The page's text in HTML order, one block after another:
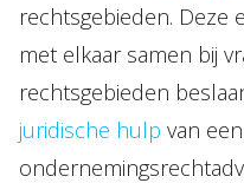
rechtsgebieden. Deze
met elkaar samen bij
rechtsgebieden
juridische hulp van een